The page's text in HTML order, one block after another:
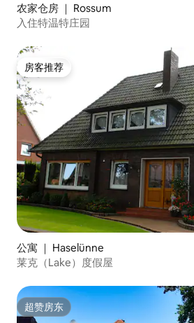
农家仓房 ｜ Rossum
入住特温特庄园
房客推荐
房客推荐
公寓 ｜ Haselünne
莱克（Lake）度假屋
超赞房东
超赞房东